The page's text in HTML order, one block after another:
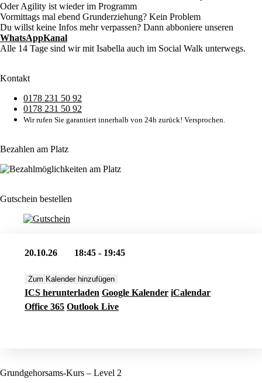
Oder Agility ist wieder im Programm
Vormittags mal ebend Grunderziehung? Kein Problem
Du willst keine Infos mehr verpassen? Dann abboniere unseren
WhatsAppKanal
Alle 14 Tage sind wir mit Isabella auch im Social Walk unterwegs.
Kontakt
0178 231 50 92
0178 231 50 92
Wir rufen Sie garantiert innerhalb von 24h zurück! Versprochen.
Bezahlen am Platz
Gutschein bestellen
20.10.26 18:45 - 19:45
Zum Kalender hinzufügen
ICS herunterladen Google Kalender iCalendar
Office 365 Outlook Live
Grundgehorsams-Kurs – Level 2